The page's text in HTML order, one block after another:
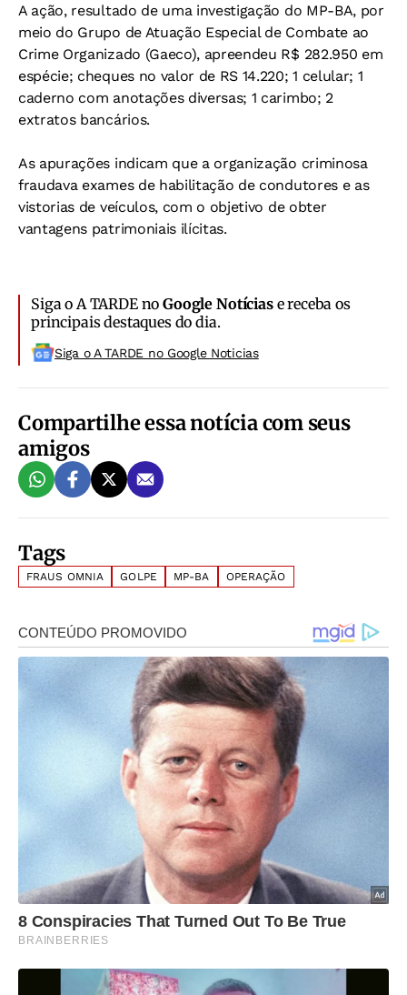
A ação, resultado de uma investigação do MP-BA, por
meio do Grupo de Atuação Especial de Combate ao
Crime Organizado (Gaeco), apreendeu R$ 282.950 em
espécie; cheques no valor de RS 14.220;1 celular; 1
caderno com anotações diversas; 1 carimbo; 2
extratos bancários.
As apurações indicam que a organização criminosa
fraudava exames de habilitação de condutores e as
vistorias de veículos, com o objetivo de obter
vantagens patrimoniais ilícitas.
Siga o A TARDE noGoogle Notíciase receba os
principais destaques do dia.
Siga o A TARDE no Google Noticias
Compartilhe essa notícia com seus
amigos
Tags
FRAUS OMNIA GOLPE MP-BA OPERAÇÃO